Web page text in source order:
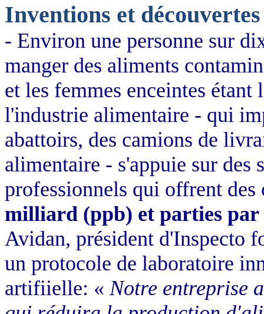
Inventions et découvertes
- Environ une personne sur
manger des aliments
et les femmes enceintes
l'industrie alimentaire - qui
abattoirs, des camions de
alimentaire - s'appuie sur des
professionnels qui offrent
milliard (ppb) et parties
Avidan, président d'Inspecto
un protocole de laboratoire
artifiielle: « Notre entreprise